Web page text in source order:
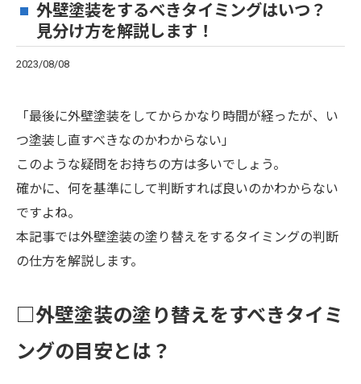
外壁塗装をするべきタイミングはいつ？
見分け方を解説します！
2023/08/08
「最後に外壁塗装をしてからかなり時間が経ったが、い
つ塗装し直すべきなのかわからない」
このような疑問をお持ちの方は多いでしょう。
確かに、何を基準にして判断すれば良いのかわからない
ですよね。
本記事では外壁塗装の塗り替えをするタイミングの判断
の仕方を解説します。
□外壁塗装の塗り替えをすべきタイミ
ングの目安とは？